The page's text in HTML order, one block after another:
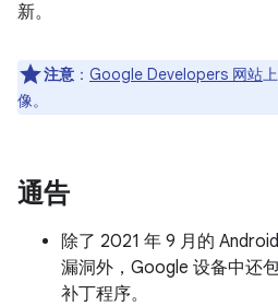
新。
注意 ： Google Developers 网站
像。
通告
除了 2021 年 9 月的
漏洞外，Google 设备中还
补丁程序。